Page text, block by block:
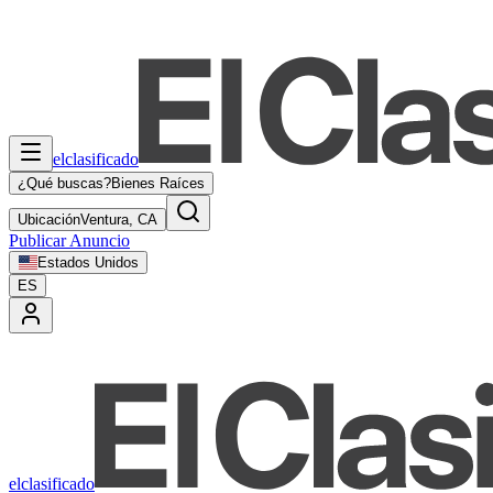
elclasificado
¿Qué buscas?Bienes Raíces
UbicaciónVentura, CA
Publicar Anuncio
Estados Unidos
ES
elclasificado